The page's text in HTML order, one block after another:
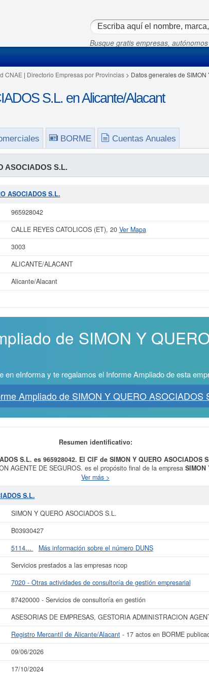
Busque gratis empresas,
CNAE | Directorio Empresas por Provincias> Datos generales de SIMON
S.L. en Alicante/Alacant
BORME Cuentas Anuales
ASOCIADOS S.L.
ASOCIADOS S.L.
965928042
CALLE REYES CATOLICOS (ET), 20 Ver Mapa
3003
ALICANTE/ALACANT
Alicante/Alacant
de SIMON Y
en eInforma y te regalamos el Informe Ampliado de esta
Ampliado de SIMON Y QUERO ASOCIADOS
Resumen identificativo:
S.L. es 965928042. El CIF de SIMON Y QUERO ASOCIADOS
AGENTE DE SEGUROS. es el propósito final de la empresa SIMON
es 7020 - Otras actividades de consultoría de gestión
S.L.son 87420000.SIMON Y QUERO ASOCIADOS S.L.se
ha sido el 17/10/2024. Acumula un total de 74 consultas. Esta
Y QUERO ASOCIADOS S.L.está dada de alta en el Registro Mercantil
la empresa SIMON Y QUERO ASOCIADOS S.L. puede
los resultados de sus años de actividad, así como los
actualización del informe de empresa se ha realizado el 09/06/2026.
Ver más >
S.L.
SIMON Y QUERO ASOCIADOS S.L.
B03930427
5114...
Más información sobre el número DUNS
Servicios prestados a las empresas ncop
7020 - Otras actividades de consultoría de gestión empresarial
87420000 - Servicios de consultoría en gestión
ASESORIAS DE EMPRESAS, GESTORIA ADMINISTRACION
Registro Mercantil de Alicante/Alacant- 17 actos en BORME
09/06/2026
17/10/2024